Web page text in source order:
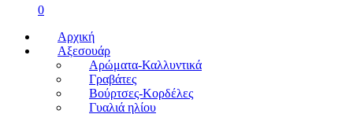
0
Αρχική
Αξεσουάρ
Αρώματα-Καλλυντικά
Γραβάτες
Βούρτσες-Κορδέλες
Γυαλιά ηλίου